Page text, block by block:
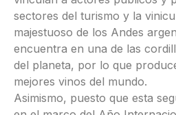
sectores del turismo y la
majestuoso de los Andes
encuentra en una de las
del planeta, por lo que
mejores vinos del mundo.
Asimismo, puesto que esta